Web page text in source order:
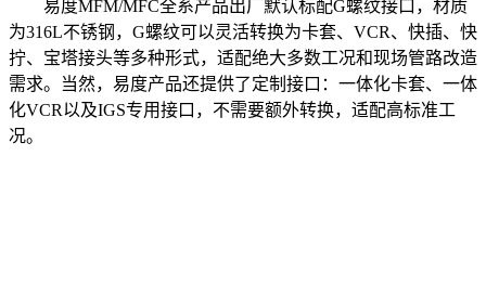
易度MFM/MFC全系产品出厂默认标配G螺纹接口，材质
为316L不锈钢，G螺纹可以灵活转换为卡套、VCR、快插、快
拧、宝塔接头等多种形式，适配绝大多数工况和现场管路改造
需求。当然，易度产品还提供了定制接口：一体化卡套、一体
化VCR以及IGS专用接口，不需要额外转换，适配高标准工
况。